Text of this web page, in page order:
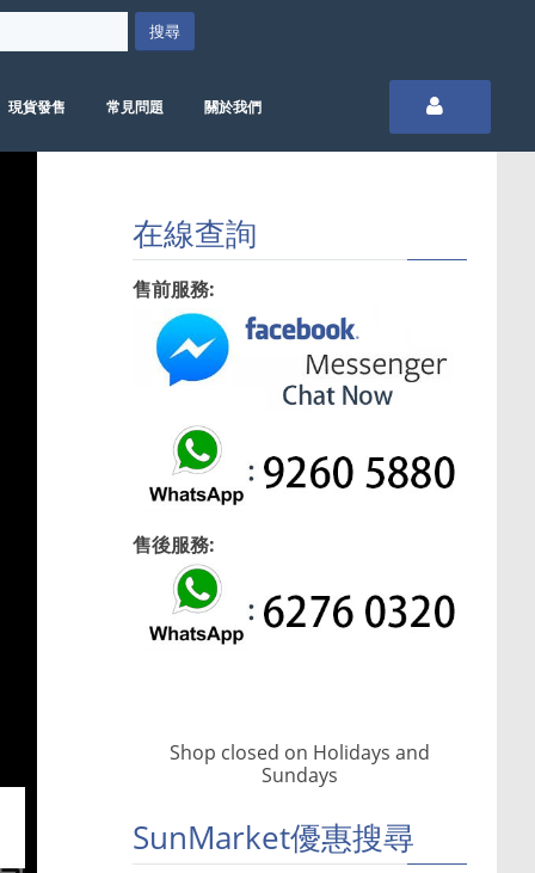
現貨發售 常見問題 關於我們
年代購免費寄貨通知/代運減價通告
在線查詢
售前服務:
售後服務:
Shop closed on Holidays and
Sundays
SunMarket優惠搜尋